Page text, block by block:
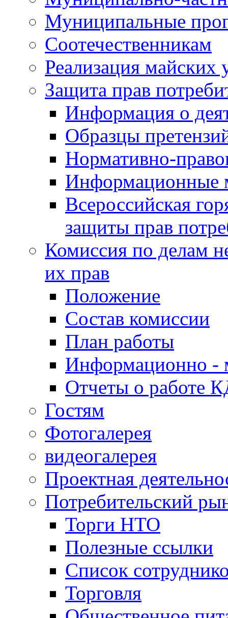
Муниципальные
Соотечественникам
Реализация майских
Защита прав
Информация о
Образцы
Нормативно-
Информационные
Всероссийская
защиты прав
Комиссия по делам
их прав
Положение
Состав комиссии
План работы
Информационно -
Отчеты о работе
Гостям
Фотогалерея
видеогалерея
Проектная
Потребительский
Торги НТО
Полезные ссылки
Список
Торговля